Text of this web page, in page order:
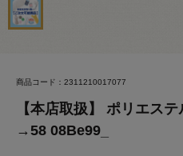
商品コード：2311210017077
【本店取扱】 ポリエス
→58 08Be99_